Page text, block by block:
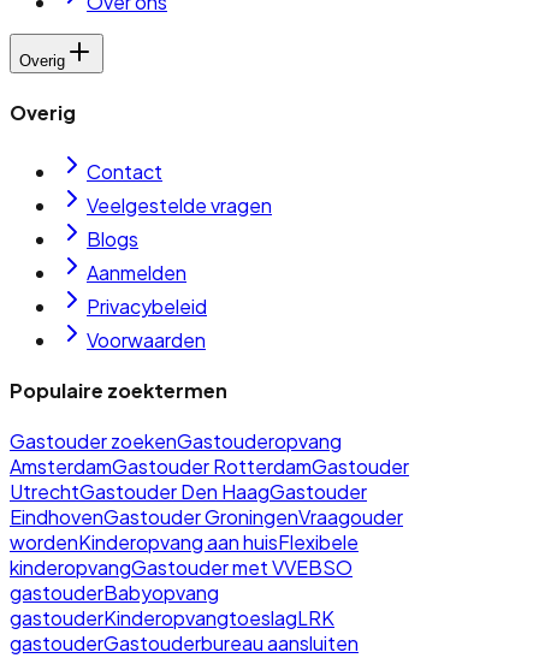
Overig
Overig
Contact
Veelgestelde vragen
Blogs
Aanmelden
Privacybeleid
Voorwaarden
Populaire zoektermen
Gastouder zoekenGastouderopvang
AmsterdamGastouder RotterdamGastouder
UtrechtGastouder Den HaagGastouder
EindhovenGastouder GroningenVraagouder
wordenKinderopvang aan huisFlexibele
kinderopvangGastouder met VVEBSO
gastouderBabyopvang
gastouderKinderopvangtoeslagLRK
gastouderGastouderbureau aansluiten